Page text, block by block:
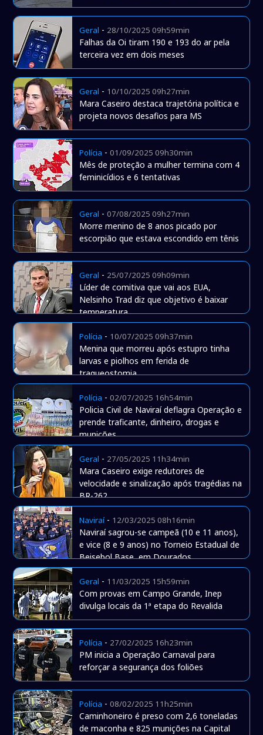
Geral - 28/10/2025 09h59min
Falhas da Oi tiram 190 e 193 do ar pela
terceira vez em dois meses
Geral - 10/10/2025 09h27min
Mara Caseiro destaca trajetória política e
projeta novos desafios para MS
Polícia -01/09/2025 09h30min
Mês de proteção a mulher termina com 4
feminicídios e 6 tentativas
Geral -07/08/2025 09h27min
Morre menino de 8 anos picado por
escorpião que estava escondido em tênis
Geral - 25/07/2025 09h09min
Líder de comitiva que vai aos EUA,
Nelsinho Trad diz que objetivo é baixar
temperatura
Polícia - 10/07/2025 09h37min
Menina que morreu após estupro tinha
larvas e piolhos em ferida de
traqueostomia
Polícia -02/07/2025 16h54min
Policia Civil de Naviraí deflagra Operação e
prende traficante, dinheiro, drogas e
munições
Geral - 27/05/2025 11h34min
Mara Caseiro exige redutores de
velocidade e sinalização após tragédias na
BR-262
Naviraí- 12/03/2025 08h16min
Naviraí sagrou-se campeã (10 e 11 anos),
e vice (8 e 9 anos) no Torneio Estadual de
Beisebol Base, em Dourados
Geral - 11/03/2025 15h59min
Com provas em Campo Grande, Inep
divulga locais da 1ª etapa do Revalida
Polícia - 27/02/2025 16h23min
PM inicia a Operação Carnaval para
reforçar a segurança dos foliões
Polícia -08/02/2025 11h25min
Caminhoneiro é preso com 2,6 toneladas
de maconha e 825 munições na Capital